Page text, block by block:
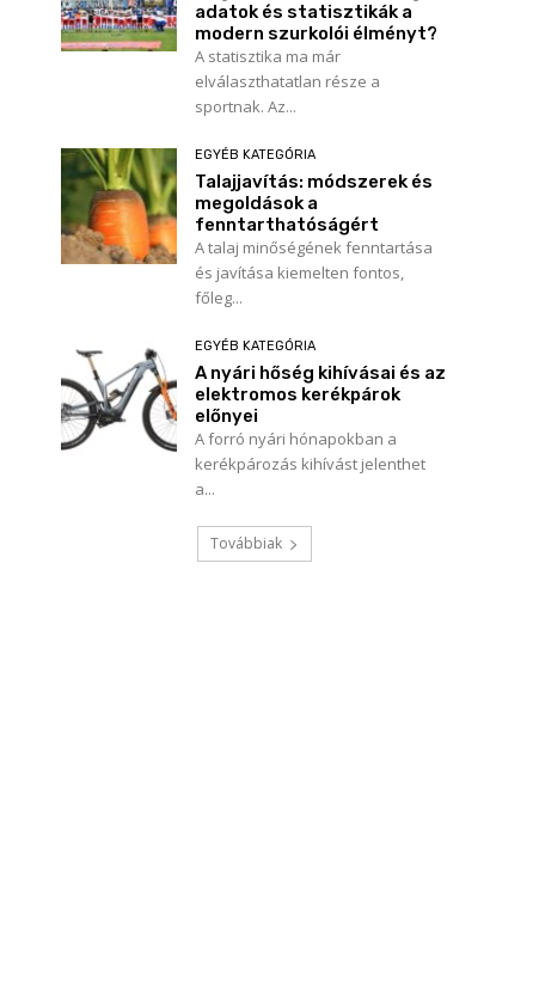
adatok és statisztikák a
modern szurkolói élményt?
A statisztika ma már
elválaszthatatlan része a
sportnak. Az...
EGYÉB KATEGÓRIA
Talajjavítás: módszerek és
megoldások a
fenntarthatóságért
A talaj minőségének fenntartása
és javítása kiemelten fontos,
főleg...
EGYÉB KATEGÓRIA
A nyári hőség kihívásai és az
elektromos kerékpárok
előnyei
A forró nyári hónapokban a
kerékpározás kihívást jelenthet
a...
Továbbiak